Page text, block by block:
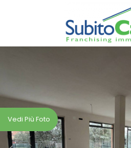
Vedi Più Foto
CASE
ASTE
Qualsiasi
Vendita